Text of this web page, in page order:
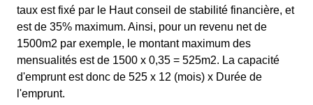
taux est fixé par le Haut conseil de stabilité financière, et
est de 35% maximum. Ainsi, pour un revenu net de
1500m2 par exemple, le montant maximum des
mensualités est de 1500 x 0,35 = 525m2. La capacité
d'emprunt est donc de 525 x 12 (mois) x Durée de
l'emprunt.